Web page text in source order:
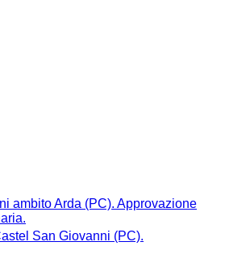
ambito Arda (PC). Approvazione
San Giovanni (PC).